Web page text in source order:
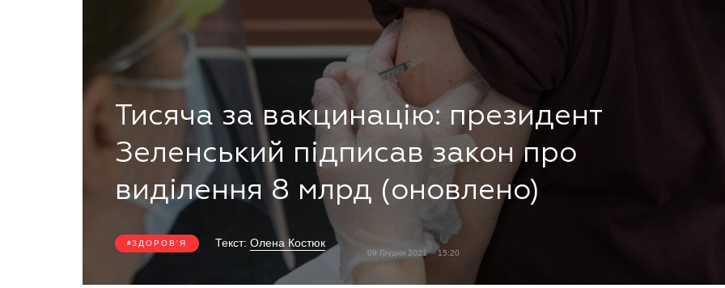
Тисяча за вакцинацію: президент
Зеленський підписав закон про
виділення 8 млрд (оновлено)
ЗДОРОВ'Я Текст: Олена Костюк
09 Грудня 2021 15:20